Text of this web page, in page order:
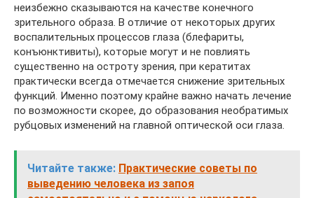
неизбежно сказываются на качестве конечного
зрительного образа. В отличие от некоторых других
воспалительных процессов глаза (блефариты,
конъюнктивиты), которые могут и не повлиять
существенно на остроту зрения, при кератитах
практически всегда отмечается снижение зрительных
функций. Именно поэтому крайне важно начать лечение
по возможности скорее, до образования необратимых
рубцовых изменений на главной оптической оси глаза.
Читайте также: Практические советы по
выведению человека из запоя